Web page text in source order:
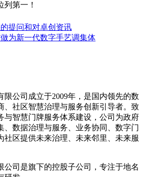
列第一！
提问和对卓创资讯
为新一代数字手艺调集体
限公司成立于2009年，是国内领先的数
、社区智慧治理与服务创新引导者。致
与智慧门牌服务体系建设，公司为政府
、数据治理与服务、业务协同、数字门
社区提供未来治理、未来邻里、未来服
公司是旗下的控股子公司，专注于地名